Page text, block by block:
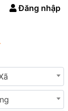
Đăng nhập